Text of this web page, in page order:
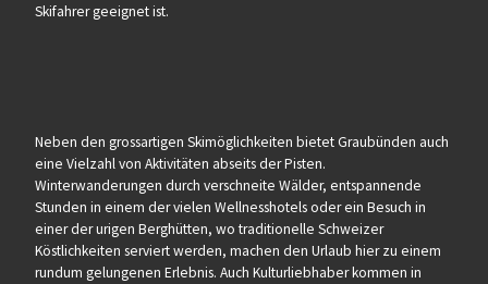
Skifahrer geeignet ist.
Neben den grossartigen Skimöglichkeiten bietet Graubünden auch
eine Vielzahl von Aktivitäten abseits der Pisten.
Winterwanderungen durch verschneite Wälder, entspannende
Stunden in einem der vielen Wellnesshotels oder ein Besuch in
einer der urigen Berghütten, wo traditionelle Schweizer
Köstlichkeiten serviert werden, machen den Urlaub hier zu einem
rundum gelungenen Erlebnis. Auch Kulturliebhaber kommen in